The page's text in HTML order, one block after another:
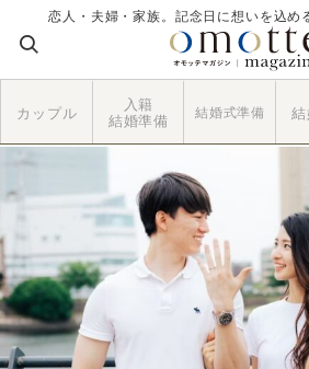
恋人・夫婦・家族。記念日に想いを込め
カップル
入籍
結婚準備
結婚式準備